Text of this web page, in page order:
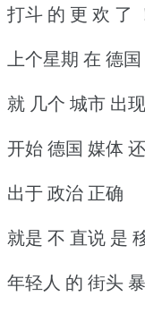
打斗 的 更 欢 了
上个星期 在 德
就 几个 城市 出
开始 德国 媒体
出于 政治 正确
就是 不 直说 是
年轻人 的 街头